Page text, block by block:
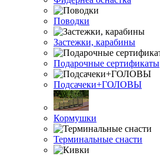
Поводки
Застежки, карабины
Подарочные сертификаты
Подсачеки+ГОЛОВЫ
Кормушки
Терминальные снасти